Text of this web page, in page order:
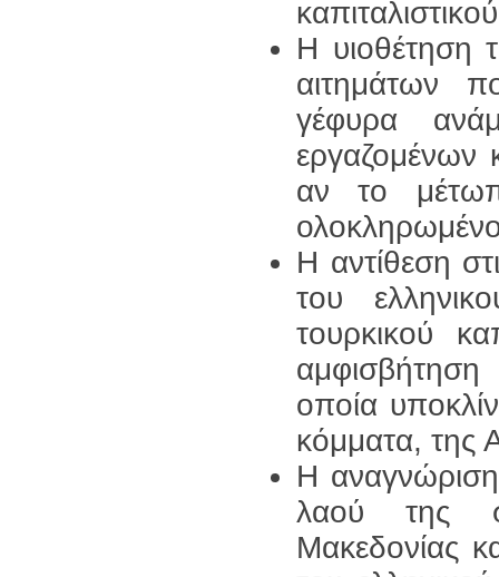
Η υιοθέτηση
αιτημάτων
γέφυρα
εργαζομένων
αν το
Η αντίθεση
του
τουρκικού
αμφισβήτηση
οποία
κόμματα, της
Η
λαού της
Μακεδονίας